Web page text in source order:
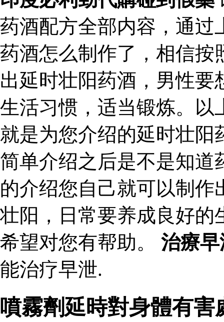
药酒配方全部内容，通过
药酒怎么制作了，相信按
出延时壮阳药酒，男性
生活习惯，适当锻炼。以
就是为您介绍的延时壮阳
简单介绍之后是不是知道
的介绍您自己就可以制
壮阳，日常要养成良好的
希望对您有帮助。 治療
能治疗早泄.
噴霧劑延時對身體有